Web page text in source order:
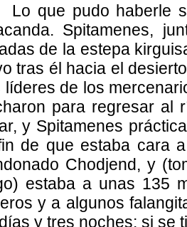
Lo que pudo haberle
. Spitamenes,
de la estepa
tras él hacia el
líderes de los
para regresar al
y Spitamenes
de que estaba cara
Chodjend, y
estaba a unas 135
y a algunos
y tres noches; si se